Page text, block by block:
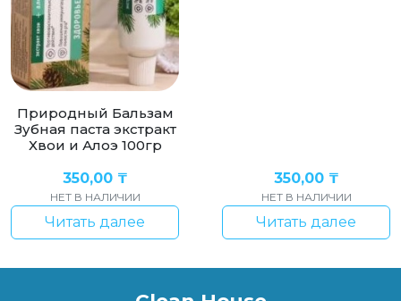
Природный Бальзам
Зубная паста экстракт
Хвои и Алоэ 100гр
350,00 ₸
НЕТ В НАЛИЧИИ
Читать далее
350,00 ₸
НЕТ В НАЛИЧИИ
Читать далее